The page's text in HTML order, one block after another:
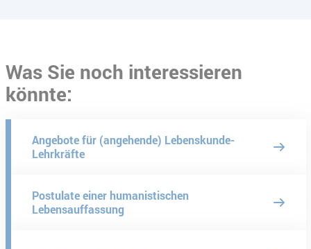
Was Sie noch interessieren
könnte:
Angebote für (angehende) Lebenskunde-
Lehrkräfte
Postulate einer humanistischen
Lebensauffassung